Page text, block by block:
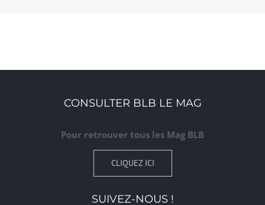
CONSULTER BLB LE MAG
Pour retrouver tous les Mag BLB
CLIQUEZ ICI
SUIVEZ-NOUS !